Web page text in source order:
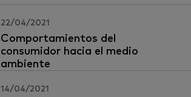
22/04/2021
Comportamientos del
consumidor hacia el medio
ambiente
14/04/2021